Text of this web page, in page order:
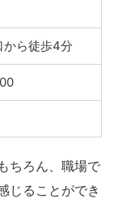
から徒歩4分
ちろん、職場で
じることができ